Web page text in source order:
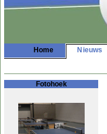
Home Nieuws
Fotohoek